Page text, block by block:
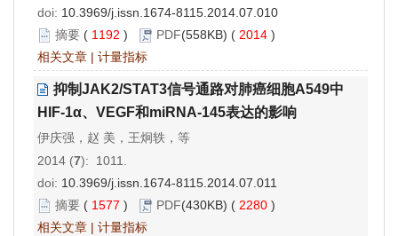
doi: 10.3969/j.issn.1674-8115.2014.07.010
摘要 ( 1192 ) PDF(558KB) ( 2014 )
相关文章 | 计量指标
抑制JAK2/STAT3信号通路对肺癌细胞A549中
HIF-1α、VEGF和miRNA-145表达的影响
伊庆强，赵 美，王炯轶，等
2014 (7): 1011.
doi: 10.3969/j.issn.1674-8115.2014.07.011
摘要 ( 1577 ) PDF(430KB) ( 2280 )
相关文章 | 计量指标